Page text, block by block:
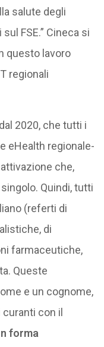
salute degli
FSE.” Cineca si
questo lavoro
regionali
2020, che tutti i
eHealth regionale-
che,
Quindi, tutti
(referti di
di
farmaceutiche,
Queste
e un cognome,
con il
forma